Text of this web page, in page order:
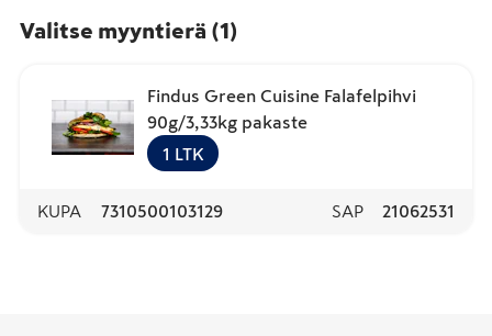
Valitse myyntierä (1 )
Findus Green Cuisine Falafelpihvi
90g/3,33kg pakaste
1 LTK
KUPA 7310500103129 SAP 21062531